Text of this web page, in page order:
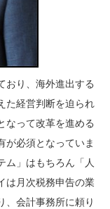
おり、海外進出する
た経営判断を迫られ
なって改革を進める
が必須となっていま
ム」はもちろん「人
は月次税務申告の業
、会計事務所に頼り